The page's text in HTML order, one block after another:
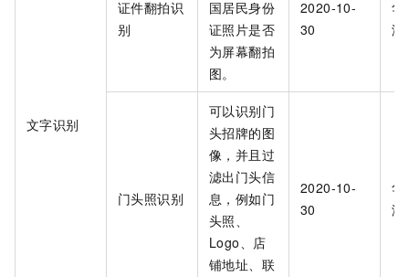
文字识别
证件翻拍识
别
国居民身份
证照片是否
为屏幕翻拍
图。
2020-10-
30
华
海
门头照识别
可以识别门
头招牌的图
像，并且过
滤出门头信
息，例如门
头照、
Logo、店
铺地址、联
2020-10-
30
华
海